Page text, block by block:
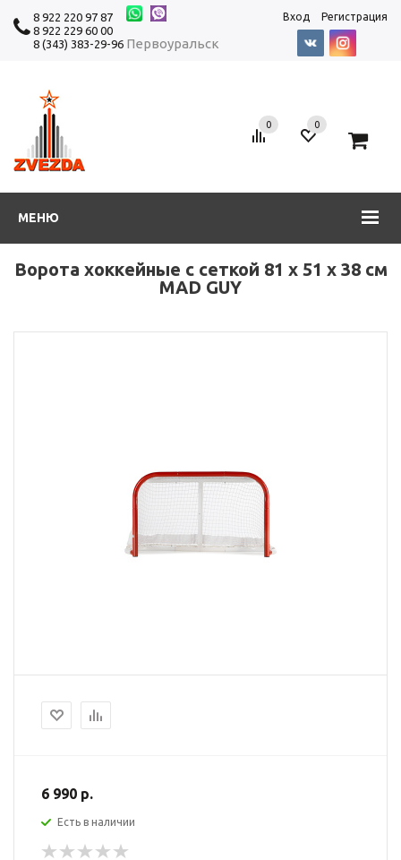
8 922 220 97 87
8 922 229 60 00
8 (343) 383-29-96 Первоуральск
Вход Регистрация
МЕНЮ
0 0
Ворота хоккейные с сеткой 81 х 51 x 38 cм
MAD GUY
6 990 р.
Есть в наличии